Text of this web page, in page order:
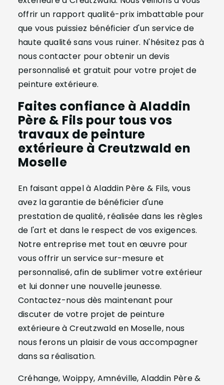
offrir un rapport qualité-prix imbattable pour
que vous puissiez bénéficier d'un service de
haute qualité sans vous ruiner. N'hésitez pas à
nous contacter pour obtenir un devis
personnalisé et gratuit pour votre projet de
peinture extérieure.
Faites confiance à Aladdin
Père & Fils pour tous vos
travaux de peinture
extérieure à Creutzwald en
Moselle
En faisant appel à Aladdin Père & Fils, vous
avez la garantie de bénéficier d'une
prestation de qualité, réalisée dans les règles
de l'art et dans le respect de vos exigences.
Notre entreprise met tout en œuvre pour
vous offrir un service sur-mesure et
personnalisé, afin de sublimer votre extérieur
et lui donner une nouvelle jeunesse.
Contactez-nous dès maintenant pour
discuter de votre projet de peinture
extérieure à Creutzwald en Moselle, nous
nous ferons un plaisir de vous accompagner
dans sa réalisation.
Créhange, Woippy, Amnéville, Aladdin Père &